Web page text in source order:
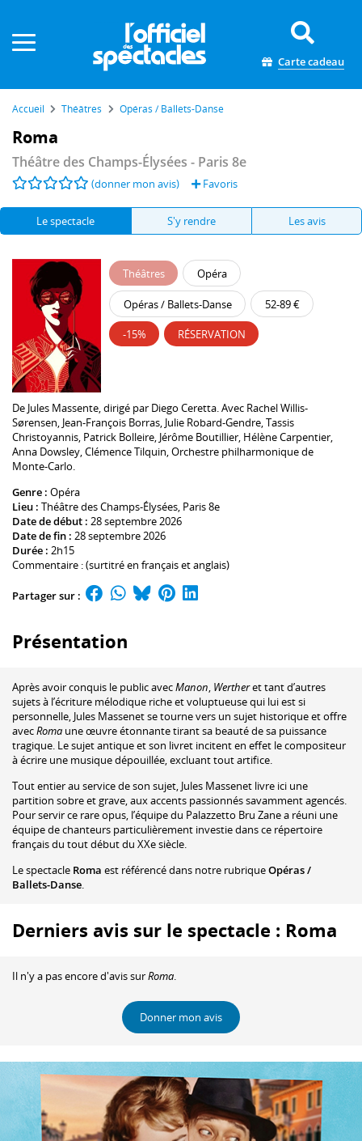
Carte cadeau
Accueil Théâtres Opéras / Ballets-Danse
Roma
Théâtre des Champs-Élysées - Paris 8e
(donner mon avis) Favoris
Le spectacle S'y rendre Les avis
Théâtres Opéra
Opéras / Ballets-Danse 52-89 €
-15% RÉSERVATION
De Jules Massente, dirigé par Diego Ceretta . Avec Rachel Willis-
Sørensen Jean-François Borras Julie Robard-Gendre Tassis
Christoyannis Patrick Bolleire Jérôme Boutillier Hélène Carpentier
Anna Dowsley Clémence Tilquin Orchestre philharmonique de
Monte-Carlo
Genre : Opéra
Lieu : Théâtre des Champs-Élysées, Paris 8e
Date de début : 28 septembre 2026
Date de fin : 28 septembre 2026
Durée : 2h15
Commentaire : (surtitré en français et anglais)
Partager sur :
Présentation
Après avoir conquis le public avecManon, Wertheret tant d’autres
sujets à l’écriture mélodique riche et voluptueuse qui lui est si
personnelle, Jules Massenet se tourne vers un sujet historique et offre
avecRoma une œuvre étonnante tirant sa beauté de sa puissance
tragique. Le sujet antique et son livret incitent en effet le compositeur
à écrire une musique dépouillée, excluant tout artifice.
Tout entier au service de son sujet, Jules Massenet livre ici une
partition sobre et grave, aux accents passionnés savamment agencés.
Pour servir ce rare opus, l’équipe du Palazzetto Bru Zane a réuni une
équipe de chanteurs particulièrement investie dans ce répertoire
français du tout début du XXe siècle.
Le spectacle Roma est référencé dans notre rubriqueOpéras /
Ballets-Danse.
Derniers avis sur le spectacle : Roma
Il n'y a pas encore d'avis surRoma.
Donner mon avis